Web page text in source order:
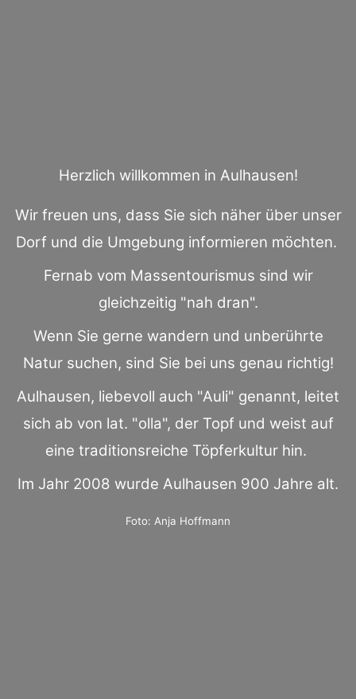
Herzlich willkommen in Aulhausen!
Wir freuen uns, dass Sie sich näher über unser
Dorf und die Umgebung informieren möchten.
Fernab vom Massentourismus sind wir
gleichzeitig "nah dran".
Wenn Sie gerne wandern und unberührte
Natur suchen, sind Sie bei uns genau richtig!
Aulhausen, liebevoll auch "Auli" genannt, leitet
sich ab von lat. "olla", der Topf und weist auf
eine traditionsreiche Töpferkultur hin.
Im Jahr 2008 wurde Aulhausen 900 Jahre alt.
Foto: Anja Hoffmann